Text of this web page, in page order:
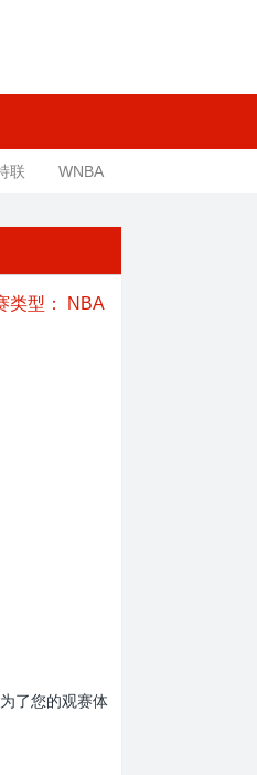
联 WNBA
类型： NBA
了您的观赛体